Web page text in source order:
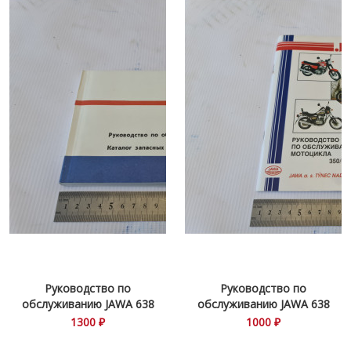
Руководство по
обслуживанию JAWA 638
1300 ₽
Руководство по
обслуживанию JAWA 638
1000 ₽